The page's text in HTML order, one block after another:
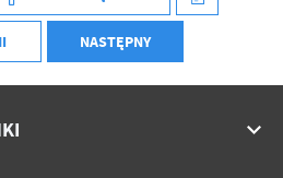
NASTĘPNY
ofert, komunikatów mediów